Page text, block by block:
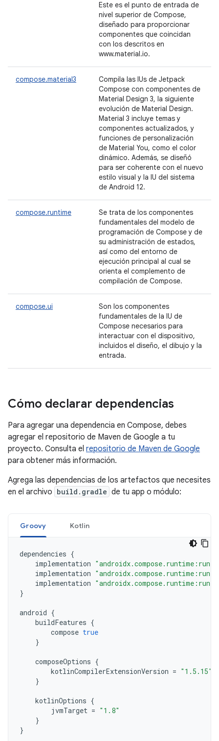
Este es el punto de entrada de
nivel superior de Compose,
diseñado para proporcionar
componentes que coincidan
con los descritos en
www.material.io.
compose.material3
Compila las IUs de Jetpack
Compose con componentes de
Material Design 3, la siguiente
evolución de Material Design.
Material 3 incluye temas y
componentes actualizados, y
funciones de personalización
de Material You, como el color
dinámico. Además, se diseñó
para ser coherente con el nuevo
estilo visual y la IU del sistema
de Android 12.
compose.runtime
Se trata de los componentes
fundamentales del modelo de
programación de Compose y de
su administración de estados,
así como del entorno de
ejecución principal al cual se
orienta el complemento de
compilación de Compose.
compose.ui
Son los componentes
fundamentales de la IU de
Compose necesarios para
interactuar con el dispositivo,
incluidos el diseño, el dibujo y la
entrada.
Cómo declarar dependencias
Para agregar una dependencia en Compose, debes
agregar el repositorio de Maven de Google a tu
proyecto. Consulta el repositorio de Maven de Google
para obtener más información.
Agrega las dependencias de los artefactos que necesites
en el archivo build.gradle de tu app o módulo:
Groovy Kotlin
dependencies {
implementation
implementation
implementation
}
android {
buildFeatures {
compose true
}
composeOptions {
kotlinCompilerExtensionVersion = "1.5.15"
}
kotlinOptions {
jvmTarget = "1.8"
}
}